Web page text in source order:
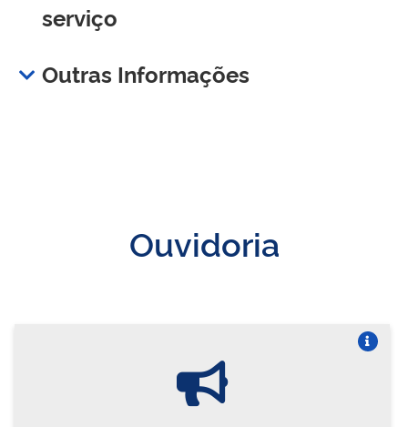
serviço
Outras Informações
Ouvidoria